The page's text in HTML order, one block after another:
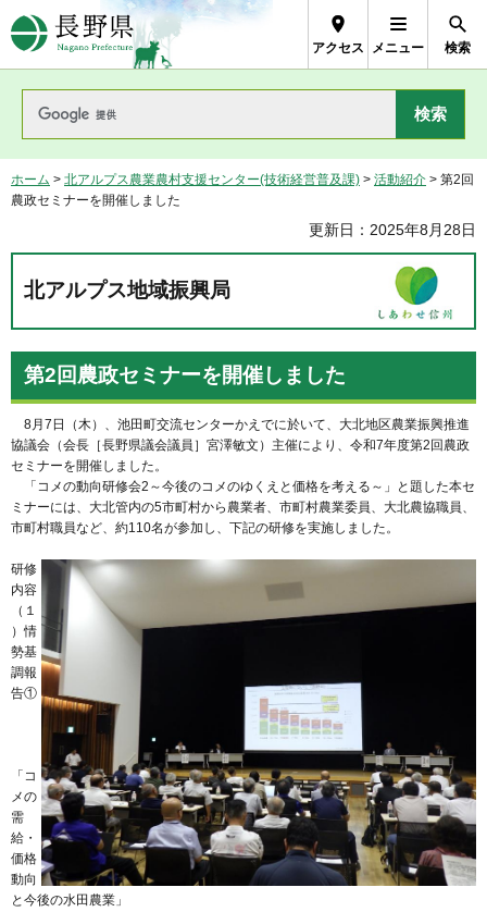
長野県Nagano Prefecture
アクセス メニュー 検索
ホーム > 北アルプス農業農村支援センター(技術経営普及課) > 活動紹介 > 第2回
農政セミナーを開催しました
更新日：2025年8月28日
北アルプス地域振興局
第2回農政セミナーを開催しました
8月7日（木）、池田町交流センターかえでに於いて、大北地区農業振興推進
協議会（会長［長野県議会議員］宮澤敏文）主催により、令和7年度第2回農政
セミナーを開催しました。
「コメの動向研修会2～今後のコメのゆくえと価格を考える～」と題した本セ
ミナーには、大北管内の5市町村から農業者、市町村農業委員、大北農協職員、
市町村職員など、約110名が参加し、下記の研修を実施しました。
研修
内容
（１
）情
勢基
調報
告①
「コ
メの
需
給・
価格
動向
と今後の水田農業」